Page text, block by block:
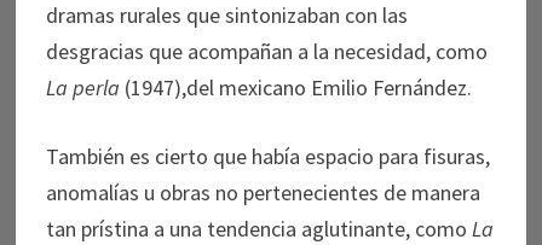
dramas rurales que sintonizaban con las
desgracias que acompañan a la necesidad, como
La perla (1947),del mexicano Emilio Fernández.
También es cierto que había espacio para fisuras,
anomalías u obras no pertenecientes de manera
tan prístina a una tendencia aglutinante, como La